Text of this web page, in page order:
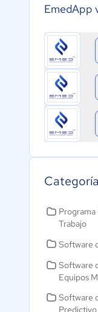
EmedApp
Trabajo
Software
Software
Equipos
Software
Predictivo